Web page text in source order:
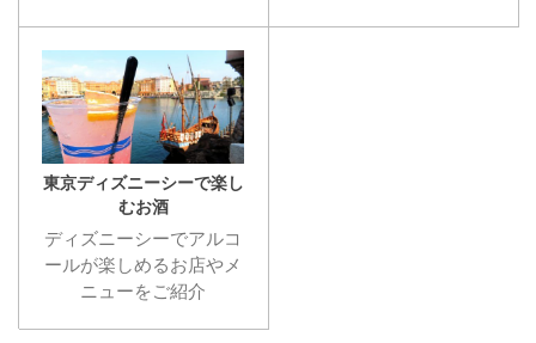
東京ディズニーシーで楽し
むお酒
ディズニーシーでアルコ
ールが楽しめるお店やメ
ニューをご紹介